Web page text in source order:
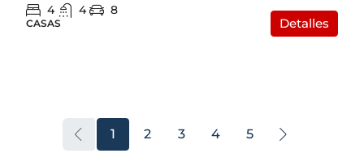
4 4 8
CASAS Detalles
1 2 3 4 5